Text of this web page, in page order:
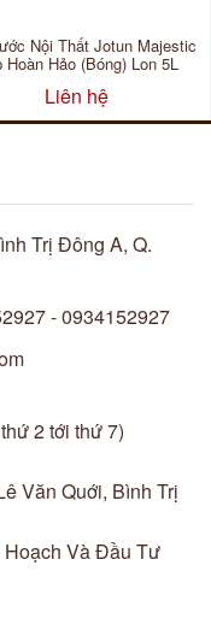
Nội Thất Jotun Majestic
Hoàn Hảo (bóng) Lon 5L
Liên hệ
Trị Đông A, Q.
- 0934152927
2 tới thứ 7)
Văn Quới, Bình Trị
Hoạch Và Đầu Tư